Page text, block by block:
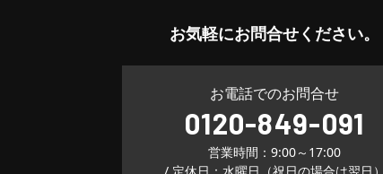
お気軽にお問合せください。
お電話でのお問合せ
0120-849-091
営業時間：9:00～17:00